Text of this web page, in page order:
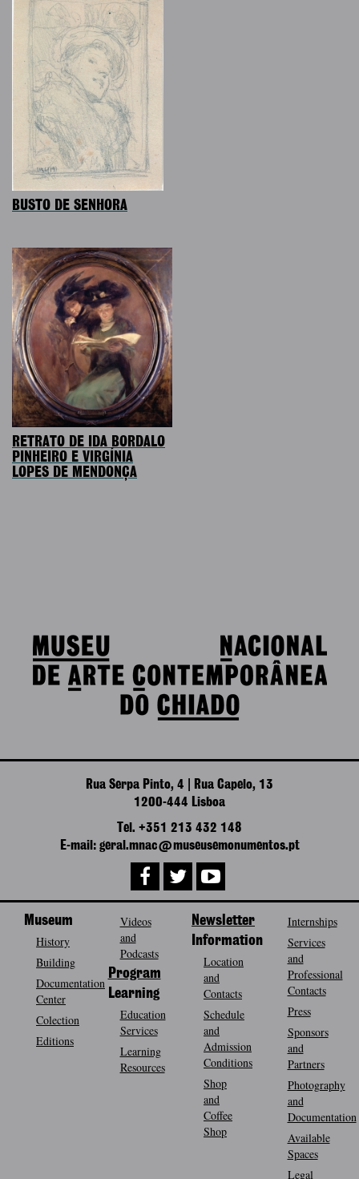
BUSTO DE SENHORA
RETRATO DE IDA BORDALO
PINHEIRO E VIRGÍNIA
LOPES DE MENDONÇA
Rua Serpa Pinto, 4 | Rua Capelo, 13
1200-444 Lisboa
Tel. +351 213 432 148
E-mail: geral.mnac@museusemonumentos.pt
Museum
History
Building
Documentation
Center
Colection
Editions
Videos
and
Podcasts
Program
Learning
Education
Services
Learning
Resources
Newsletter
Information
Location
and
Contacts
Schedule
and
Admission
Conditions
Shop
and
Coffee
Shop
Internships
Services
and
Professional
Contacts
Press
Sponsors
and
Partners
Photography
and
Documentation
Available
Spaces
Legal